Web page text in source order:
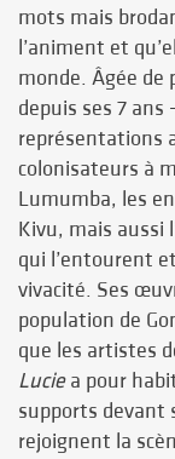
mots mais
l’animent et
monde. Âgée de
depuis ses 7 ans
représentations
colonisateurs à
Lumumba, les
Kivu, mais aussi
qui l’entourent
vivacité. Ses
population de
que les artistes
Luciea pour
supports devant
rejoignent la